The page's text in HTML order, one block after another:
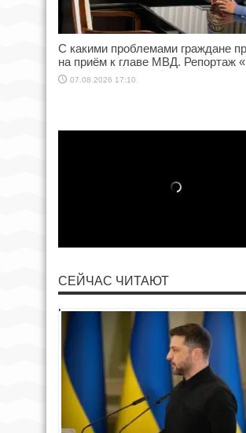
С какими проблемами граждане
на приём к главе МВД. Репортаж
07.08.2026 17:10
СЕЙЧАС ЧИТАЮТ